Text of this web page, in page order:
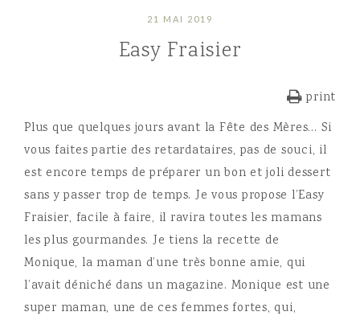
21 MAI 2019
Easy Fraisier
print
Plus que quelques jours avant la Fête des Mères… Si
vous faites partie des retardataires, pas de souci, il
est encore temps de préparer un bon et joli dessert
sans y passer trop de temps. Je vous propose l’Easy
Fraisier, facile à faire, il ravira toutes les mamans
les plus gourmandes. Je tiens la recette de
Monique, la maman d’une très bonne amie, qui
l’avait déniché dans un magazine. Monique est une
super maman, une de ces femmes fortes, qui,